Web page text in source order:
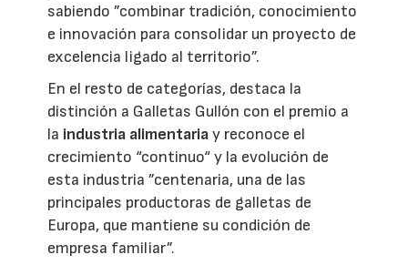
sabiendo ”combinar tradición, conocimiento
e innovación para consolidar un proyecto de
excelencia ligado al territorio”.
En el resto de categorías, destaca la
distinción a Galletas Gullón con el premio a
la industria alimentariay reconoce el
crecimiento “continuo“ y la evolución de
esta industria ”centenaria, una de las
principales productoras de galletas de
Europa, que mantiene su condición de
empresa familiar”.